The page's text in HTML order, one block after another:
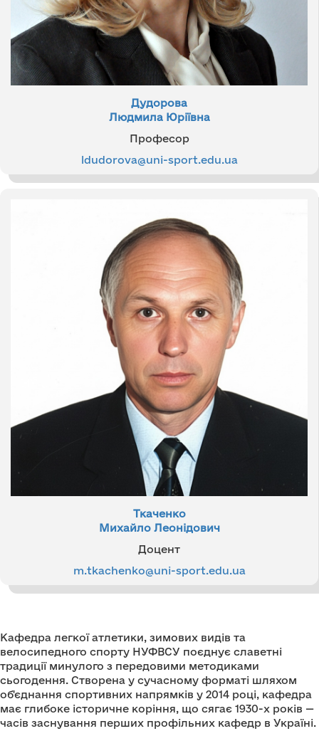
Дудорова
Людмила Юріївна
Професор
ldudorova@uni-sport.edu.ua
Ткаченко
Михайло Леонідович
Доцент
m.tkachenko@uni-sport.edu.ua
Кафедра легкої атлетики, зимових видів та
велосипедного спорту НУФВСУ поєднує славетні
традиції минулого з передовими методиками
сьогодення. Створена у сучасному форматі шляхом
об'єднання спортивних напрямків у 2014 році, кафедра
має глибоке історичне коріння, що сягає 1930-х років —
часів заснування перших профільних кафедр в Україні.